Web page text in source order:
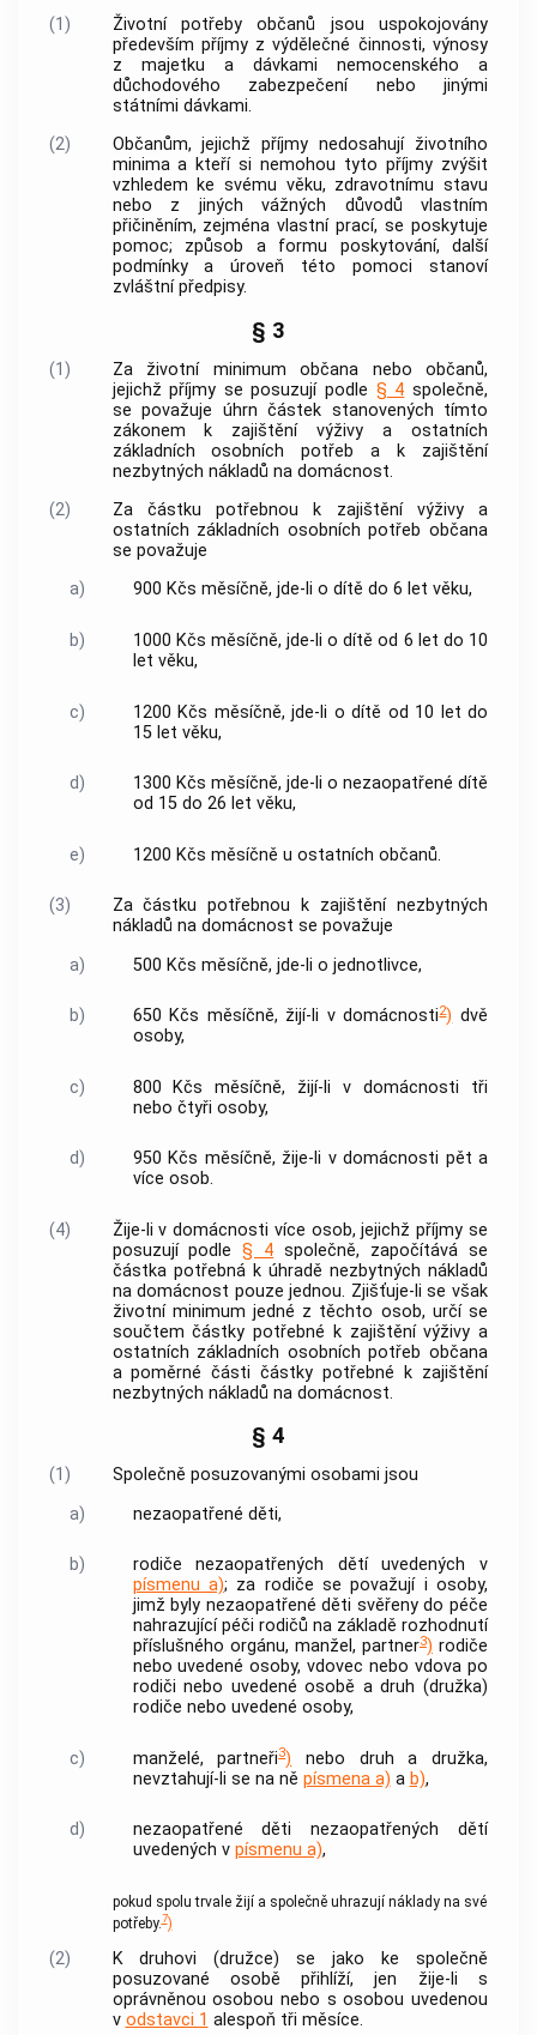
(1)
Životní potřeby občanů jsou uspokojovány
především příjmy z výdělečné činnosti, výnosy
z majetku a dávkami nemocenského a
důchodového zabezpečení nebo jinými
státními dávkami.
(2)
Občanům, jejichž příjmy nedosahují životního
minima a kteří si nemohou tyto příjmy zvýšit
vzhledem ke svému věku, zdravotnímu stavu
nebo z jiných vážných důvodů vlastním
přičiněním, zejména vlastní prací, se poskytuje
pomoc; způsob a formu poskytování, další
podmínky a úroveň této pomoci stanoví
zvláštní předpisy.
§ 3
(1)
Za životní minimum občana nebo občanů,
jejichž příjmy se posuzují podle § 4 společně,
se považuje úhrn částek stanovených tímto
zákonem k zajištění výživy a ostatních
základních osobních potřeb a k zajištění
nezbytných nákladů na domácnost.
(2)
Za částku potřebnou k zajištění výživy a
ostatních základních osobních potřeb občana
se považuje
a)
900 Kčs měsíčně, jde-li o dítě do 6 let věku,
b)
1000 Kčs měsíčně, jde-li o dítě od 6 let do 10
let věku,
c)
1200 Kčs měsíčně, jde-li o dítě od 10 let do
15 let věku,
d)
1300 Kčs měsíčně, jde-li o nezaopatřené dítě
od 15 do 26 let věku,
e) 1200 Kčs měsíčně u ostatních občanů.
(3)
Za částku potřebnou k zajištění nezbytných
nákladů na domácnost se považuje
a)
500 Kčs měsíčně, jde-li o jednotlivce,
b) 650 Kčs měsíčně, žijí-li v domácnosti2) dvě
osoby,
c)
800 Kčs měsíčně, žijí-li v domácnosti tři
nebo čtyři osoby,
d)
950 Kčs měsíčně, žije-li v domácnosti pět a
více osob.
(4)
Žije-li v domácnosti více osob, jejichž příjmy se
posuzují podle§ 4 společně, započítává se
částka potřebná k úhradě nezbytných nákladů
na domácnost pouze jednou. Zjišťuje-li se však
životní minimum jedné z těchto osob, určí se
součtem částky potřebné k zajištění výživy a
ostatních základních osobních potřeb občana
a poměrné části částky potřebné k zajištění
nezbytných nákladů na domácnost.
§ 4
(1)
Společně posuzovanými osobami jsou
a)
nezaopatřené děti,
b)
rodiče nezaopatřených dětí uvedených v
písmenu a); za rodiče se považují i osoby,
jimž byly nezaopatřené děti svěřeny do péče
nahrazující péči rodičů na základě rozhodnutí
příslušného orgánu, manžel, partner3) rodiče
nebo uvedené osoby, vdovec nebo vdova po
rodiči nebo uvedené osobě a druh (družka)
rodiče nebo uvedené osoby,
c) manželé, partneři3) nebo druh a družka,
nevztahují-li se na ně písmena a) a b),
d)
nezaopatřené děti nezaopatřených dětí
uvedených v písmenu a),
pokud spolu trvale žijí a společně uhrazují náklady na své
potřeby.7)
(2)
K druhovi (družce) se jako ke společně
posuzované osobě přihlíží, jen žije-li s
oprávněnou osobou nebo s osobou uvedenou
v odstavci 1 alespoň tři měsíce.